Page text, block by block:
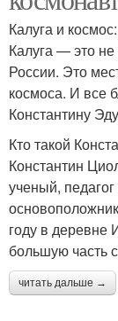
Калуга и
Калуга — это
России. Это
космоса. И все
Константину
Кто такой
Константин
ученый,
году в деревне
большую часть
читать дальше →